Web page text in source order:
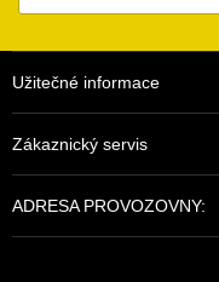
Užitečné informace
Zákaznický servis
ADRESA PROVOZOVNY: